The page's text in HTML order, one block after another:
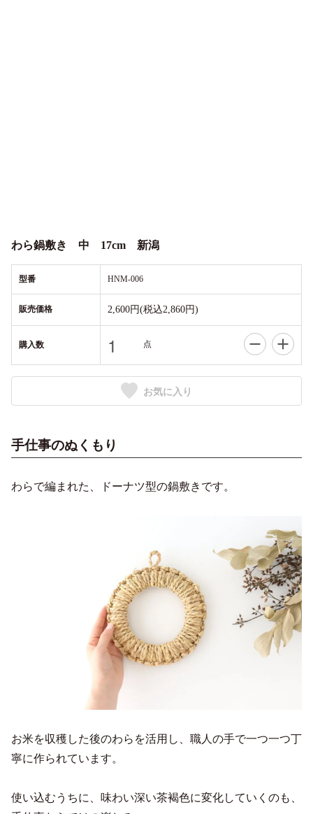
わら鍋敷き 中 17cm 新潟
型番 HNM-006
販売価格 2,600円(税込2,860円)
購入数 点
お気に入り
手仕事のぬくもり
わらで編まれた、ドーナツ型の鍋敷きです。
お米を収穫した後のわらを活用し、職人の手で一つ一つ丁
寧に作られています。
使い込むうちに、味わい深い茶褐色に変化していくのも、